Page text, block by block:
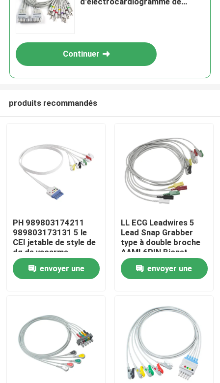
Produits
Au sujet de nous
Continuer
produits recommandés
PH 989803174211
989803173131 5 le
CEI jetable de style de
dg de vacarme
d'agrafe d'agrippeur
de câble de l'avance
ECG
envoyer une
LL ECG Leadwires 5
Lead Snap Grabber
type à double broche
AAMI 6PIN Bionet
Datex S-iemens GE-
Hellige Kontron
envoyer une